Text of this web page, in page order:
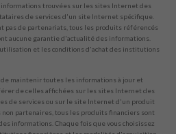
trouvées sur les sites Internet des
de services d'un site Internet spécifique.
pas de partenariats, tous les produits référencés
aucune garantie d'actualité des informations.
et les conditions d'achat des institutions
de maintenir toutes les informations à jour et
de celles affichées sur les sites Internet des
de services ou sur le site Internet d'un produit
partenaires, tous les produits financiers sont
informations. Chaque fois que vous choisissez